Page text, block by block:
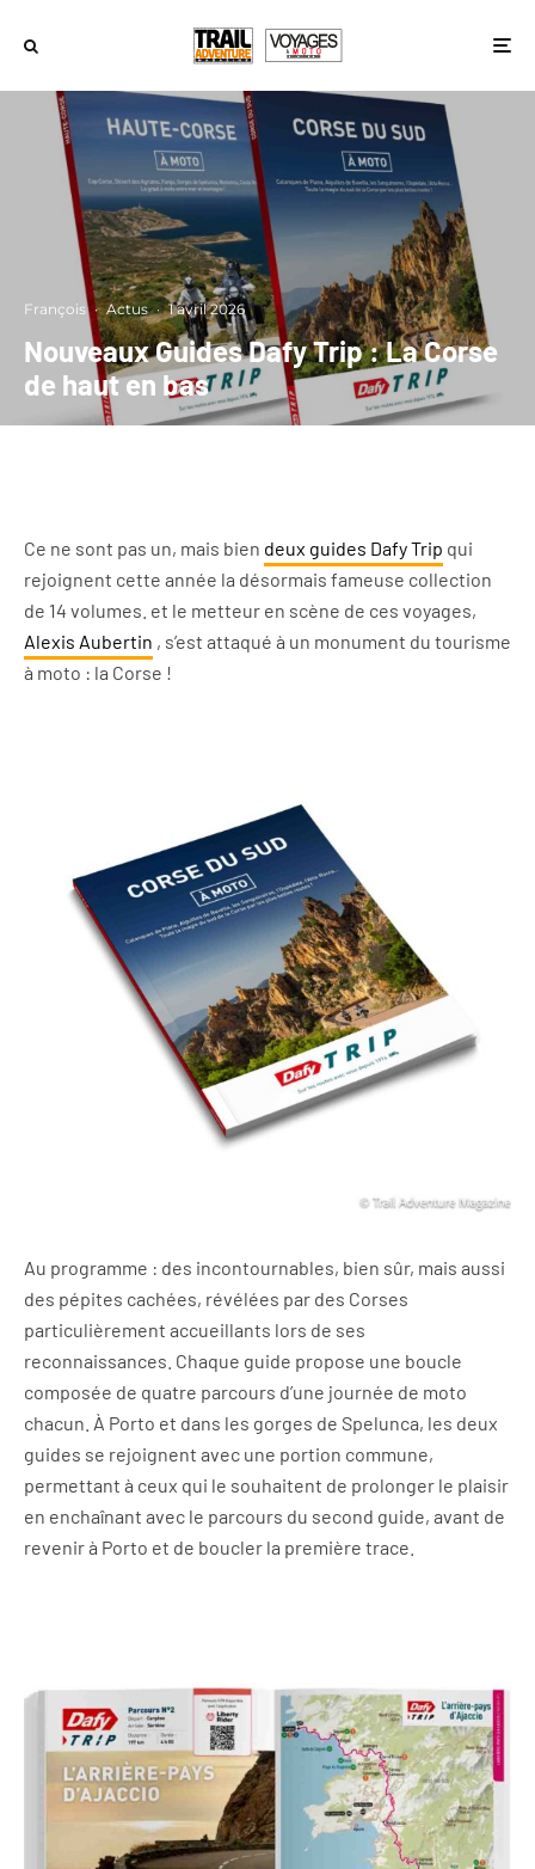
François · Actus · 1 avril 2026
Nouveaux Guides Dafy Trip : La Corse
de haut en bas
Ce ne sont pas un, mais bien deux guides Dafy Trip qui
rejoignent cette année la désormais fameuse collection
de 14 volumes. et le metteur en scène de ces voyages,
Alexis Aubertin , s’est attaqué à un monument du tourisme
à moto : la Corse !
Au programme : des incontournables, bien sûr, mais aussi
des pépites cachées, révélées par des Corses
particulièrement accueillants lors de ses
reconnaissances. Chaque guide propose une boucle
composée de quatre parcours d’une journée de moto
chacun. À Porto et dans les gorges de Spelunca, les deux
guides se rejoignent avec une portion commune,
permettant à ceux qui le souhaitent de prolonger le plaisir
en enchaînant avec le parcours du second guide, avant de
revenir à Porto et de boucler la première trace.